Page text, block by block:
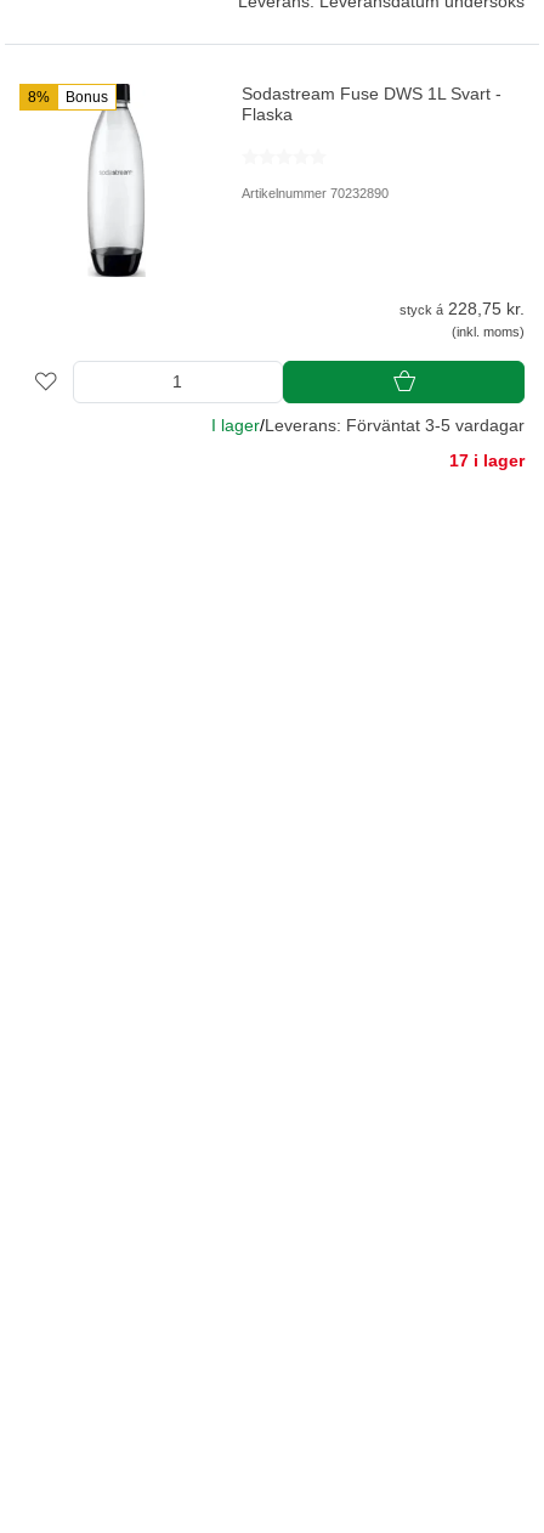
8% Bonus
Sodastream Fuse DWS 1L Svart -
Flaska
Artikelnummer 70232890
styck á 228,75 kr.
(inkl. moms)
I lager/Leverans: Förväntat 3-5 vardagar
17 i lager